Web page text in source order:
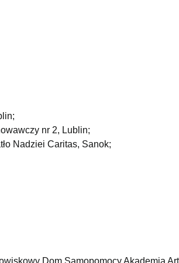
nr 2, Lublin;
Nadziei Caritas, Sanok;